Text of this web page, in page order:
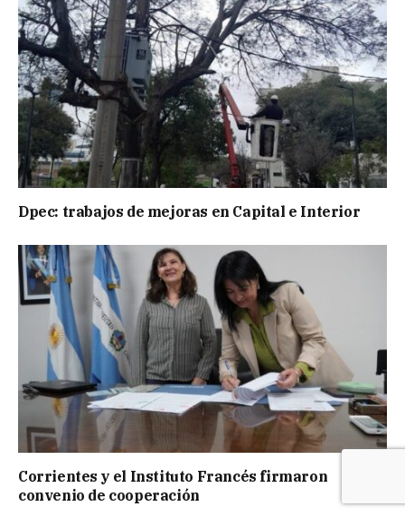
Dpec: trabajos de mejoras en Capital e Interior
Corrientes y el Instituto Francés firmaron
convenio de cooperación